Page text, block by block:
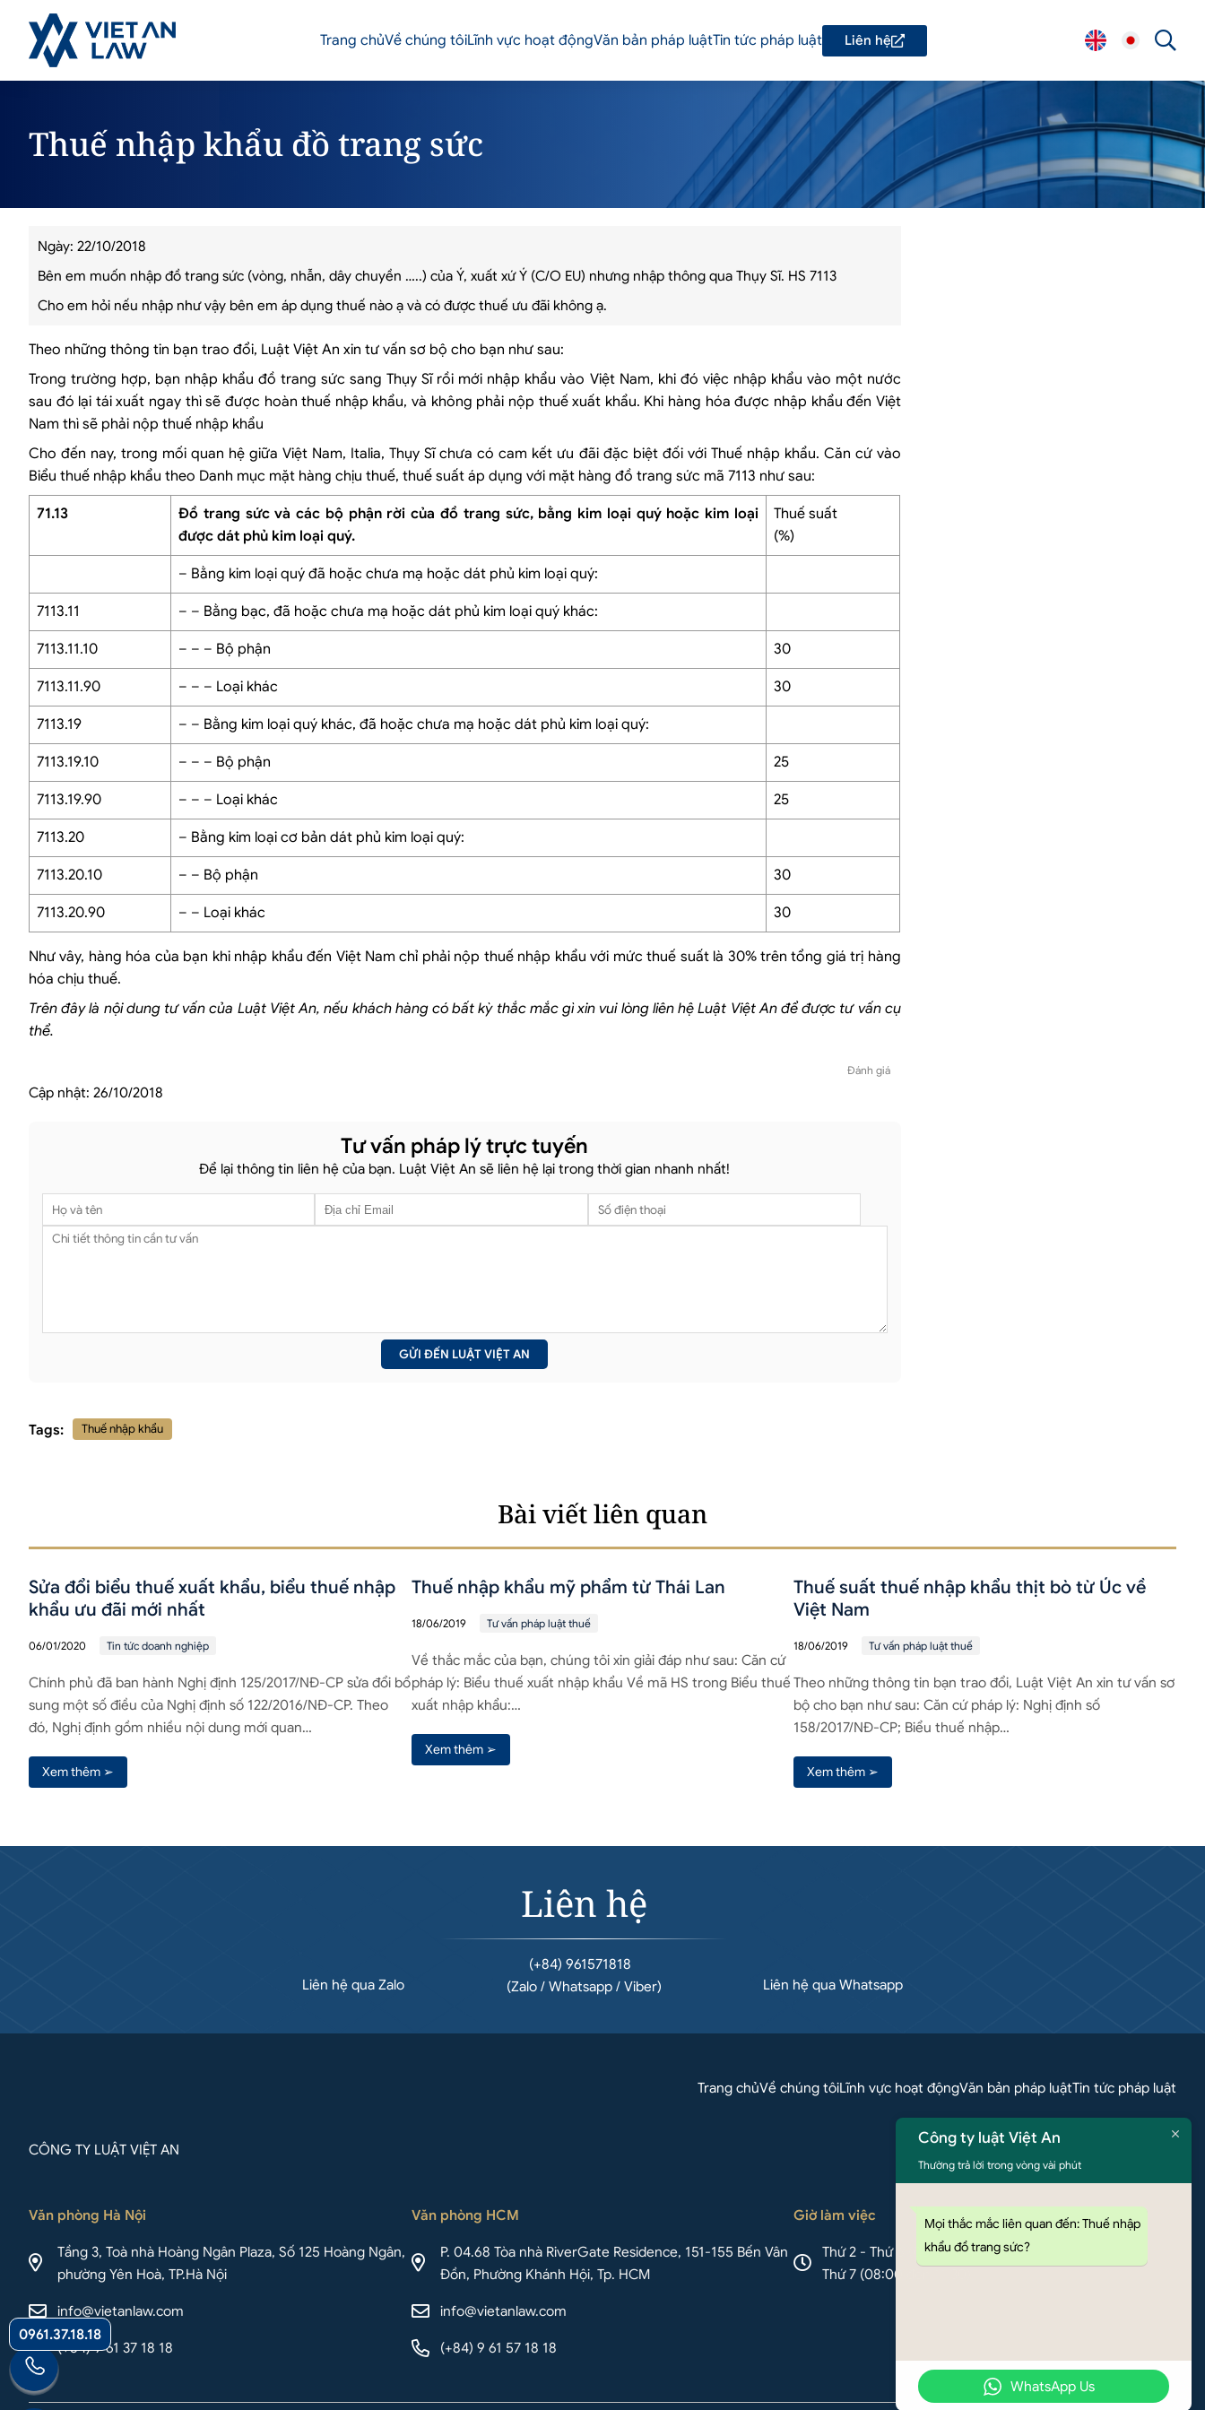
Trang chủVề chúng tôiLĩnh vực hoạt độngVăn bản pháp luậtTin tức pháp luật Liên hệ
Thuế nhập khẩu đồ trang sức
Ngày: 22/10/2018
Bên em muốn nhập đồ trang sức (vòng, nhẫn, dây chuyền …..) của Ý, xuất xứ Ý (C/O EU) nhưng nhập thông qua Thụy Sĩ. HS 7113
Cho em hỏi nếu nhập như vậy bên em áp dụng thuế nào ạ và có được thuế ưu đãi không ạ.
Theo những thông tin bạn trao đổi, Luật Việt An xin tư vấn sơ bộ cho bạn như sau:
Trong trường hợp, bạn nhập khẩu đồ trang sức sang Thụy Sĩ rồi mới nhập khẩu vào Việt Nam, khi đó việc nhập khẩu vào một nước
sau đó lại tái xuất ngay thì sẽ được hoàn thuế nhập khẩu, và không phải nộp thuế xuất khẩu. Khi hàng hóa được nhập khẩu đến Việt
Nam thì sẽ phải nộp thuế nhập khẩu
Cho đến nay, trong mối quan hệ giữa Việt Nam, Italia, Thụy Sĩ chưa có cam kết ưu đãi đặc biệt đối với Thuế nhập khẩu. Căn cứ vào
Biểu thuế nhập khẩu theo Danh mục mặt hàng chịu thuế, thuế suất áp dụng với mặt hàng đồ trang sức mã 7113 như sau:
71.13
Đồ trang sức và các bộ phận rời của đồ trang sức, bằng kim loại quý hoặc kim loại
được dát phủ kim loại quý.
Thuế suất
(%)
– Bằng kim loại quý đã hoặc chưa mạ hoặc dát phủ kim loại quý:
7113.11 – – Bằng bạc, đã hoặc chưa mạ hoặc dát phủ kim loại quý khác:
7113.11.10 – – – Bộ phận 30
7113.11.90 – – – Loại khác 30
7113.19 – – Bằng kim loại quý khác, đã hoặc chưa mạ hoặc dát phủ kim loại quý:
7113.19.10 – – – Bộ phận 25
7113.19.90 – – – Loại khác 25
7113.20 – Bằng kim loại cơ bản dát phủ kim loại quý:
7113.20.10 – – Bộ phận 30
7113.20.90 – – Loại khác 30
Như vây, hàng hóa của bạn khi nhập khẩu đến Việt Nam chỉ phải nộp thuế nhập khẩu với mức thuế suất là 30% trên tổng giá trị hàng
hóa chịu thuế.
Trên đây là nội dung tư vấn của Luật Việt An, nếu khách hàng có bất kỳ thắc mắc gì xin vui lòng liên hệ Luật Việt An để được tư vấn cụ
thể.
Đánh giá
Cập nhật: 26/10/2018
Tư vấn pháp lý trực tuyến
Để lại thông tin liên hệ của bạn. Luật Việt An sẽ liên hệ lại trong thời gian nhanh nhất!
Tags: Thuế nhập khẩu
Bài viết liên quan
Sửa đổi biểu thuế xuất khẩu, biểu thuế nhập
khẩu ưu đãi mới nhất
06/01/2020 Tin tức doanh nghiệp
Chính phủ đã ban hành Nghị định 125/2017/NĐ-CP sửa đổi bổ
sung một số điều của Nghị định số 122/2016/NĐ-CP. Theo
đó, Nghị định gồm nhiều nội dung mới quan…
Xem thêm ➢
Thuế nhập khẩu mỹ phẩm từ Thái Lan
18/06/2019 Tư vấn pháp luật thuế
Về thắc mắc của bạn, chúng tôi xin giải đáp như sau: Căn cứ
pháp lý: Biểu thuế xuất nhập khẩu Về mã HS trong Biểu thuế
xuất nhập khẩu:…
Xem thêm ➢
Thuế suất thuế nhập khẩu thịt bò từ Úc về
Việt Nam
18/06/2019 Tư vấn pháp luật thuế
Theo những thông tin bạn trao đổi, Luật Việt An xin tư vấn sơ
bộ cho bạn như sau: Căn cứ pháp lý: Nghị định số
158/2017/NĐ-CP; Biểu thuế nhập…
Xem thêm ➢
Liên hệ qua Zalo
Liên hệ
(+84) 961571818
(Zalo / Whatsapp / Viber)
Liên hệ qua Whatsapp
CÔNG TY LUẬT VIỆT AN
Trang chủVề chúng tôiLĩnh vực hoạt độngVăn bản pháp luậtTin tức pháp luật
Văn phòng Hà Nội
Tầng 3, Toà nhà Hoàng Ngân Plaza, Số 125 Hoàng Ngân,
phường Yên Hoà, TP.Hà Nội
info@vietanlaw.com
(+84) 9 61 37 18 18
Văn phòng HCM
P. 04.68 Tòa nhà RiverGate Residence, 151-155 Bến Vân
Đồn, Phường Khánh Hội, Tp. HCM
info@vietanlaw.com
(+84) 9 61 57 18 18
Giờ làm việc
Thứ 2 - Thứ 6 (08:00 đến 17:00)
Thứ 7 (08:00 đến 11:30)
0961.37.18.18
Công ty luật Việt An
Thường trả lời trong vòng vài phút
Mọi thắc mắc liên quan đến: Thuế nhập
khẩu đồ trang sức?
WhatsApp Us